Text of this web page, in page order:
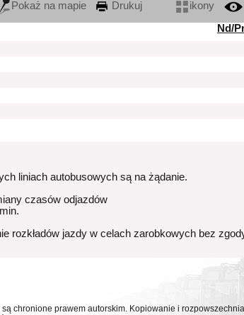
Pokaż na mapie Drukuj ikony
Nd/
liniach autobusowych są na żądanie.
czasów odjazdów
rozkładów jazdy w celach zarobkowych bez
chronione prawem autorskim. Kopiowanie i